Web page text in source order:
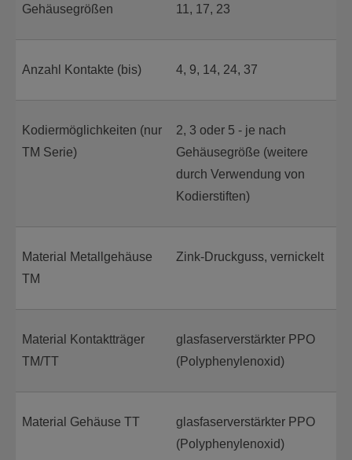
Gehäusegrößen 11, 17, 23
Anzahl Kontakte (bis) 4, 9, 14, 24, 37
Kodiermöglichkeiten (nur
TM Serie)
2, 3 oder 5 - je nach
Gehäusegröße (weitere
durch Verwendung von
Kodierstiften)
Material Metallgehäuse
TM
Zink-Druckguss, vernickelt
Material Kontaktträger
TM/TT
glasfaserverstärkter PPO
(Polyphenylenoxid)
Material Gehäuse TT
glasfaserverstärkter PPO
(Polyphenylenoxid)